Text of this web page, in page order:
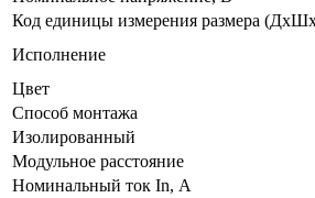
Код единицы измерения размера
Исполнение
Цвет
Способ монтажа
Изолированный
Модульное расстояние
Номинальный ток In, А